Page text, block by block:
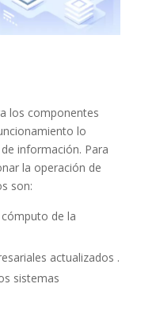
los componentes
lo
información. Para
la operación de
son:
de la
actualizados .
sistemas